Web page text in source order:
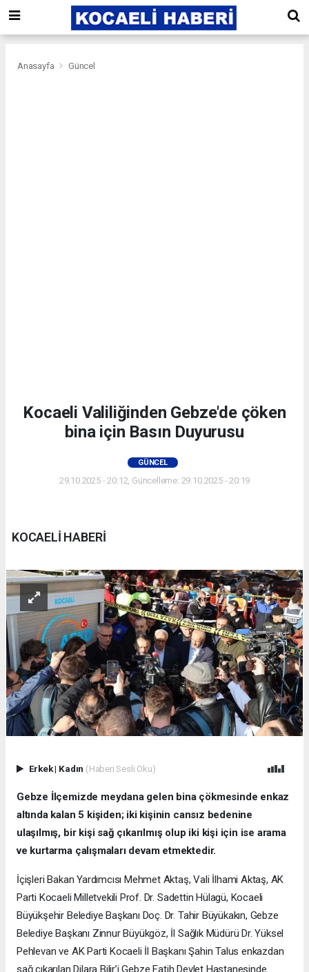
Anasayfa Güncel
Kocaeli Valiliğinden Gebze'de çöken
bina için Basın Duyurusu
GÜNCEL
29.10.2025 - 20:12, Güncelleme: 29.10.2025 - 20:19
KOCAELİ HABERİ
Erkek| Kadın (Haberi Sesli Oku)
Gebze İlçemizde meydana gelen bina çökmesinde enkaz
altında kalan 5 kişiden; iki kişinin cansız bedenine
ulaşılmış, bir kişi sağ çıkarılmış olup iki kişi için ise arama
ve kurtarma çalışmaları devam etmektedir.
İçişleri Bakan Yardımcısı Mehmet Aktaş, Vali İlhami Aktaş, AK
Parti Kocaeli Milletvekili Prof. Dr. Sadettin Hülagü, Kocaeli
Büyükşehir Belediye Başkanı Doç. Dr. Tahir Büyükakın, Gebze
Belediye Başkanı Zinnur Büyükgöz, İl Sağlık Müdürü Dr. Yüksel
Pehlevan ve AK Parti Kocaeli İl Başkanı Şahin Talus enkazdan
sağ çıkarılan Dilara Bilir’i Gebze Fatih Devlet Hastanesinde